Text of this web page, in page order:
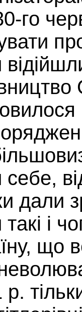
го
себе,
дали
такі і
що
р.